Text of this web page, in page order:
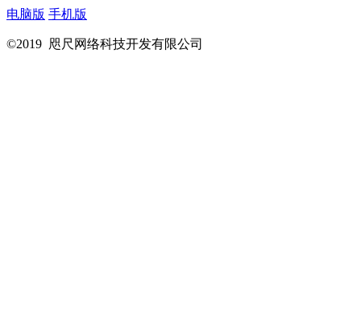
电脑版 手机版
©2019 咫尺网络科技开发有限公司